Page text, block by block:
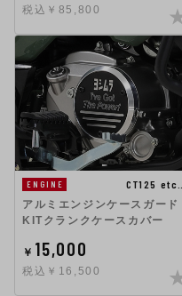
税込￥85,800
ENGINE
CT125 etc…
アルミエンジンケースガード
KITクランクケースカバー
￥ 15,000
税込￥16,500